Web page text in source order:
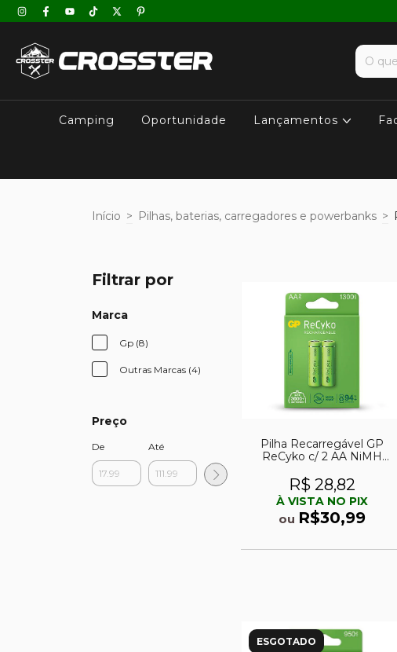
Camping Oportunidade Lançamentos
Início > Pilhas, baterias, carregadores e powerbanks >
Filtrar por
Marca
Gp (8)
Outras Marcas (4)
Preço
De Até
Pilha Recarregável GP
ReCyko c/ 2 AA NiMH
R$ 28,82
À VISTA NO PIX
ou R$30,99
ESGOTADO